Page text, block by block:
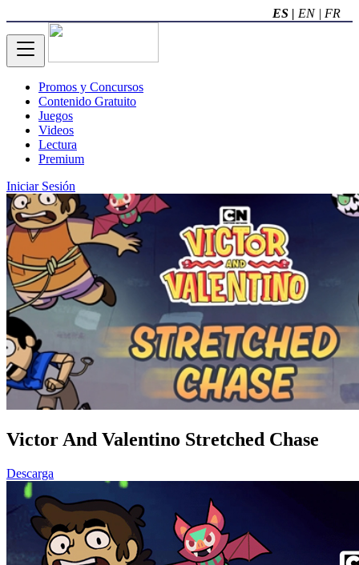
ES | EN | FR
Promos y Concursos
Contenido Gratuito
Juegos
Videos
Lectura
Premium
Iniciar Sesión
Victor And Valentino Stretched Chase
Descarga